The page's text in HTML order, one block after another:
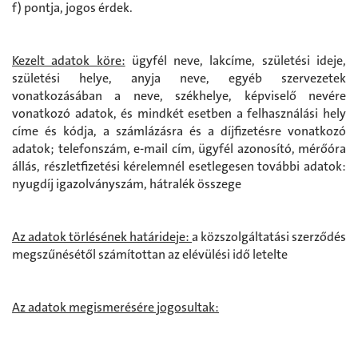
f) pontja, jogos érdek.
Kezelt adatok köre: ügyfél neve, lakcíme, születési ideje,
születési helye, anyja neve, egyéb szervezetek
vonatkozásában a neve, székhelye, képviselő nevére
vonatkozó adatok, és mindkét esetben a felhasználási hely
címe és kódja, a számlázásra és a díjfizetésre vonatkozó
adatok; telefonszám, e-mail cím, ügyfél azonosító, mérőóra
állás, részletfizetési kérelemnél esetlegesen további adatok:
nyugdíj igazolványszám, hátralék összege
Az adatok törlésének határideje:a közszolgáltatási szerződés
megszűnésétől számítottan az elévülési idő letelte
Az adatok megismerésére jogosultak: